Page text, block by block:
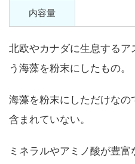
内容量
北欧やカナダに生息する
う海藻を粉末にしたもの。
海藻を粉末にしただけな
含まれていない。
ミネラルやアミノ酸が豊